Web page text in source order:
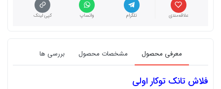
علاقه‌مندی تلگرام واتساپ کپی لینک
معرفی محصول مشخصات محصول بررسی ها
فلاش تانک توکار اولی